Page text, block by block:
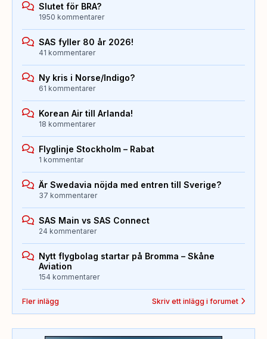
Slutet för BRA?
1950 kommentarer
SAS fyller 80 år 2026!
41 kommentarer
Ny kris i Norse/Indigo?
61 kommentarer
Korean Air till Arlanda!
18 kommentarer
Flyglinje Stockholm – Rabat
1 kommentar
Är Swedavia nöjda med entren till Sverige?
37 kommentarer
SAS Main vs SAS Connect
24 kommentarer
Nytt flygbolag startar på Bromma – Skåne
Aviation
154 kommentarer
Fler inlägg Skriv ett inlägg i forumet